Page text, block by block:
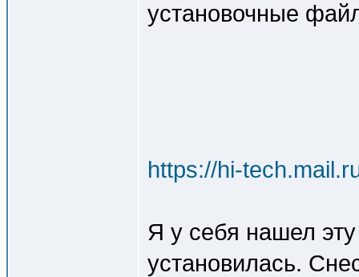
установочные
https://hi-
Я у себя нашел
установилась.